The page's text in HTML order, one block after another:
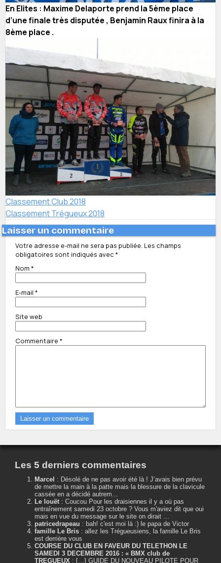
En Elites : Maxime Delaporte prend la 5ème place
d’une finale très disputée , Benjamin Raux finira à la
8ème place .
Classement Club 2018
Classement Trégueux 2018
Laisser un commentaire
Votre adresse e-mail ne sera pas publiée. Les champs
obligatoires sont indiqués avec *
Nom *
E-mail *
Site web
Commentaire *
Les 5 derniers commentaires
Marcel : Désolé de ne pas avoir été là ! J’avais bien prévu
de mettre la main à la patte mais la blessure de la clavicule
cassée en a décidé autrem...
Le louët: Coucou Pour les draisiennes il y a où pas
entraînement samedi 23 octobre ? Vous m'aviez dit que oui
mais en vue du message sur le site on dirait ...
patricedrapeau : bah! c'est moi là :) le papa de Victor
famille Le Bris : allez les Trégueusiens, la famille Le Bris
est derrière vous
COURSE DU CLUB EN FAVEUR DU TELETHON LE
SAMEDI 3 DECEMBRE 2016 : « BMX club de
TREGUEUX : […] GUIDE DU NOUVEAU PILOTE POUR